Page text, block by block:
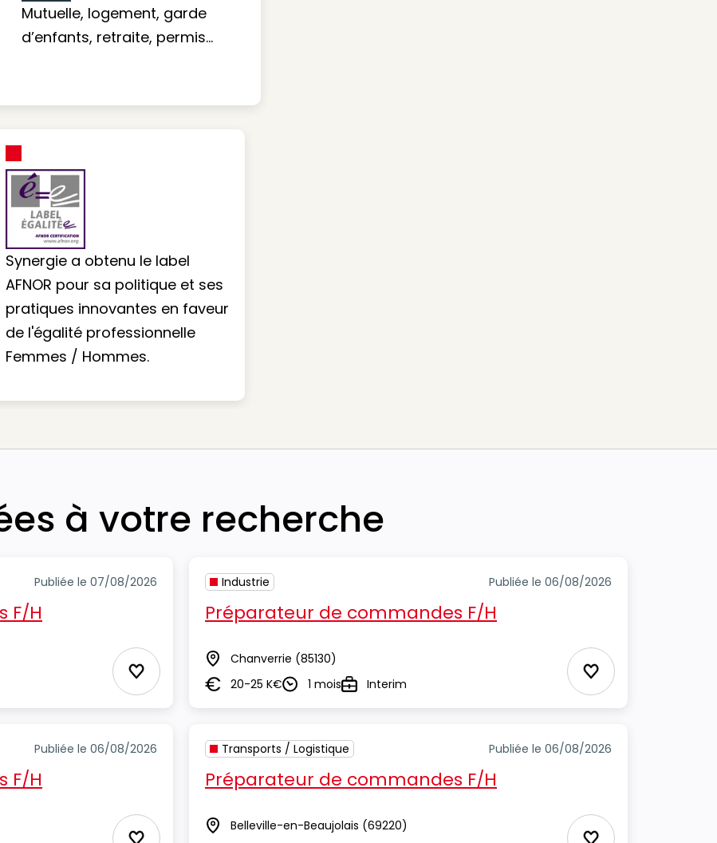
Mutuelle, logement, garde
d’enfants, retraite, permis…
Synergie a obtenu le label
AFNOR pour sa politique et ses
pratiques innovantes en faveur
de l'égalité professionnelle
Femmes / Hommes.
à votre recherche
Publiée le 07/08/2026
F/H
Ajouter aux Favoris
Industrie Publiée le 06/08/2026
Préparateur de commandes F/H
Lieu Chanverrie (85130)
Salaire20-25 K€Durée1 moisTypeInterim Ajouter aux
Publiée le 06/08/2026
F/H
Transports / Logistique Publiée le 06/08/2026
Préparateur de commandes F/H
Lieu Belleville-en-Beaujolais (69220)